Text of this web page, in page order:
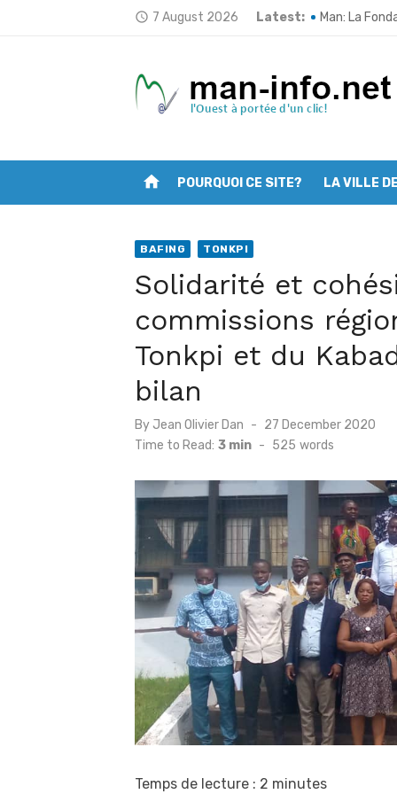
access_time 7 August 2026 Latest: Tonkpi:
Man fait
Opération
Mont
Filière café
Man: Vincent
home POURQUOI CE SITE? LA VILLE
BAFING TONKPI
Solidarité et
commissions
Tonkpi et du
bilan
By Jean Olivier Dan
Posted
on
27 December 2020
Time to Read: 3 min - 525 words
Temps de lecture : 2 minutes